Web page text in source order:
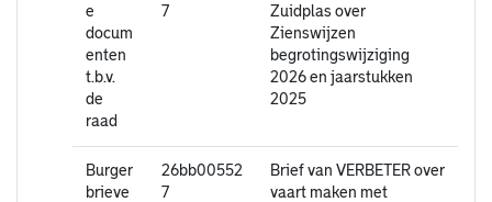
e
docum
enten
t.b.v.
de
raad
7
Zuidplas over
Zienswijzen
begrotingswijziging
2026 en jaarstukken
2025
Burger
brieve
26bb00552
7
Brief van VERBETER over
vaart maken met